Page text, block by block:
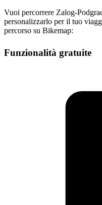
Vuoi percorrere Zalog-
personalizzarlo per il tuo
percorso su Bikemap:
Funzionalità gratuite